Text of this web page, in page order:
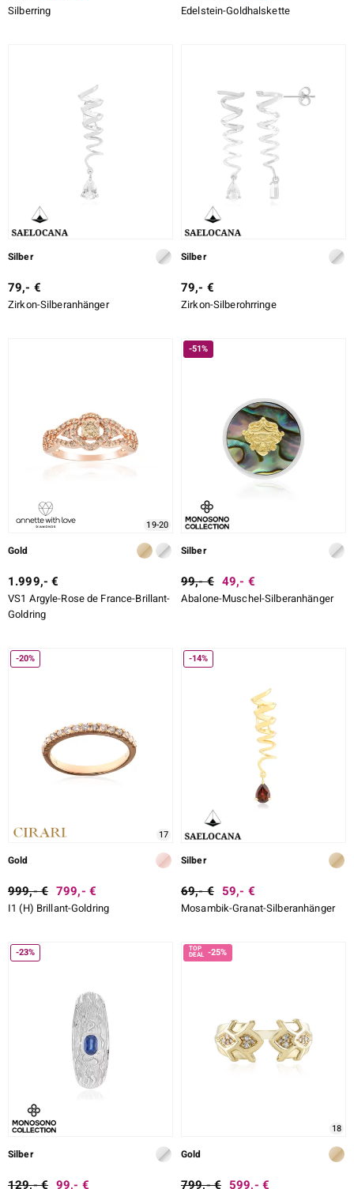
Silberring Edelstein-Goldhalskette
Silber
79,- €
Zirkon-Silberanhänger
Silber
79,- €
Zirkon-Silberohrringe
19-20
Gold
1.999,- €
VS1 Argyle-Rose de France-Brillant-
Goldring
-51%
Silber
99,- € 49,- €
Abalone-Muschel-Silberanhänger
-20%
17
Gold
999,- € 799,- €
I1 (H) Brillant-Goldring
-14%
Silber
69,- € 59,- €
Mosambik-Granat-Silberanhänger
-23%
Silber
129,- € 99,- €
-25%
18
Gold
799,- € 599,- €